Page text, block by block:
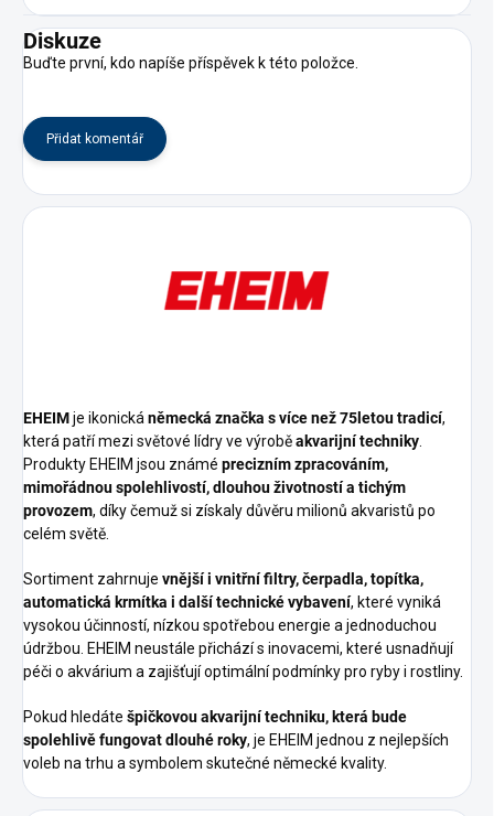
Diskuze
Buďte první, kdo napíše příspěvek k této položce.
Přidat komentář
EHEIMje ikonická německá značka s více než 75letou tradicí,
která patří mezi světové lídry ve výroběakvarijní techniky
Produkty EHEIM jsou známé precizním zpracováním,
mimořádnou spolehlivostí, dlouhou životností a tichým
provozem, díky čemuž si získaly důvěru milionů akvaristů po
celém světě.
Sortiment zahrnuje vnější i vnitřní filtry, čerpadla, topítka,
automatická krmítka i další technické vybavení, které vyniká
vysokou účinností, nízkou spotřebou energie a jednoduchou
údržbou. EHEIM neustále přichází s inovacemi, které usnadňují
péči o akvárium a zajišťují optimální podmínky pro ryby i rostliny.
Pokud hledáte špičkovou akvarijní techniku, která bude
spolehlivě fungovat dlouhé roky, je EHEIM jednou z nejlepších
voleb na trhu a symbolem skutečné německé kvality.